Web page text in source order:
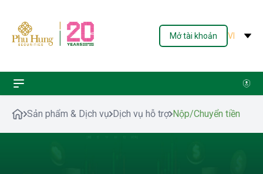
Mở tài khoản VI
Sản phẩm & Dịch vụ Dịch vụ hỗ trợ Nộp/Chuyển tiền